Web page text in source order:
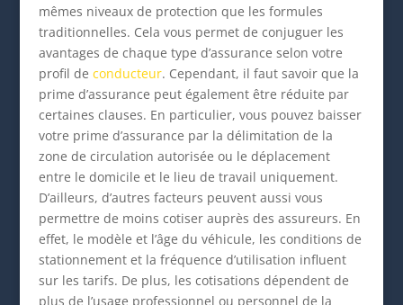
mêmes niveaux de protection que les formules
traditionnelles. Cela vous permet de conjuguer les
avantages de chaque type d’assurance selon votre
profil de conducteur. Cependant, il faut savoir que la
prime d’assurance peut également être réduite par
certaines clauses. En particulier, vous pouvez baisser
votre prime d’assurance par la délimitation de la
zone de circulation autorisée ou le déplacement
entre le domicile et le lieu de travail uniquement.
D’ailleurs, d’autres facteurs peuvent aussi vous
permettre de moins cotiser auprès des assureurs. En
effet, le modèle et l’âge du véhicule, les conditions de
stationnement et la fréquence d’utilisation influent
sur les tarifs. De plus, les cotisations dépendent de
plus de l’usage professionnel ou personnel de la